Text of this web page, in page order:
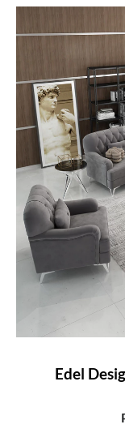
Edel